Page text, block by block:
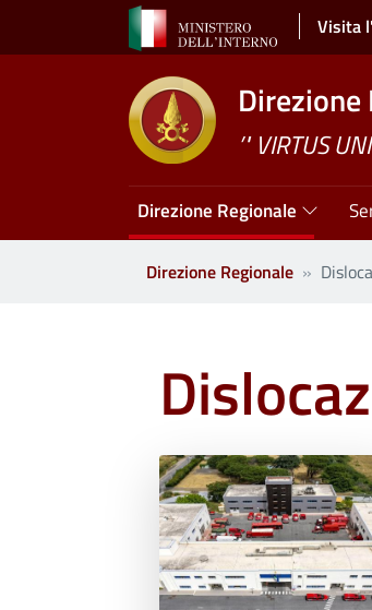
Salta al contenuto principale Visita
Direzione
’" VIRTUS
Navigazione
Direzione Regionale
Direzione Regionale